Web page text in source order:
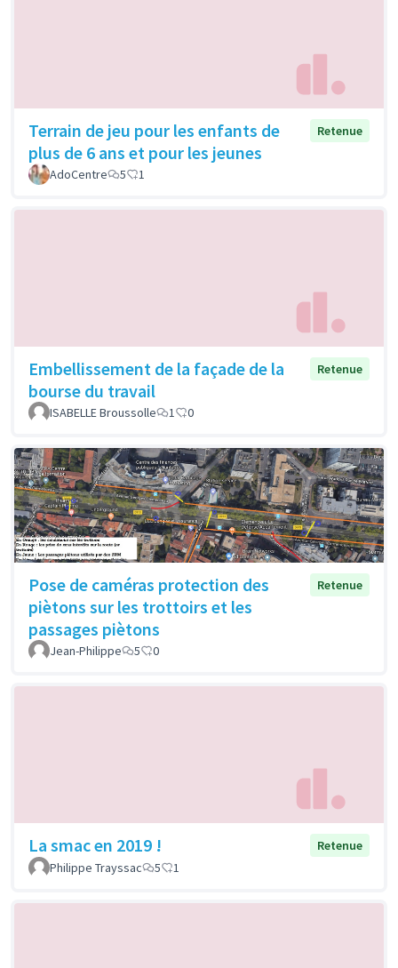
Terrain de jeu pour les enfants de
plus de 6 ans et pour les jeunes
Retenue
AdoCentre 5 1
Embellissement de la façade de la
bourse du travail
Retenue
ISABELLE Broussolle 1 0
Pose de caméras protection des
piètons sur les trottoirs et les
passages piètons
Retenue
Jean-Philippe 5 0
La smac en 2019 !
Retenue
Philippe Trayssac
5 1